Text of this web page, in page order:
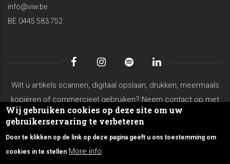
info@viw.be
BE 0445.583.752
Wilt u artikels scannen, digitaal opslaan, drukken, meermaals
kopiëren of commercieel gebruiken? Neem contact op met
koen.vanderschaeghe@viw.be
Algemene voorwaarden Privacy Policy
Site Map
Over VIW
Wij gebruiken cookies op deze site om uw
gebruikerservaring te verbeteren
Door te klikken op de link op deze pagina geeft u ons toestemming om
cookies in te stellen More info